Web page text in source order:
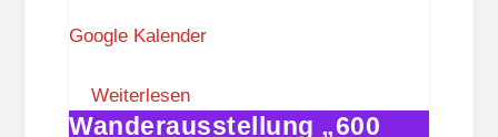
u
S
t
Google Kalender
Weiterlesen
Wanderausstellung
Wanderausstellung „600